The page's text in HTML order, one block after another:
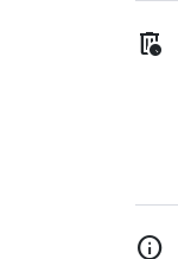
auto_delete
info